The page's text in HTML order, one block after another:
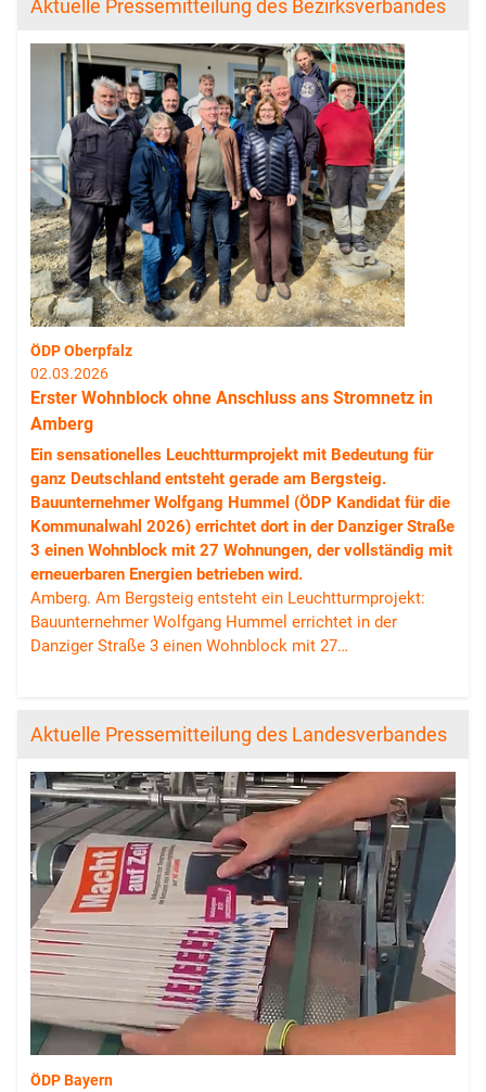
Aktuelle Pressemitteilung des Bezirksverbandes
ÖDP Oberpfalz
02.03.2026
Erster Wohnblock ohne Anschluss ans Stromnetz in
Amberg
Ein sensationelles Leuchtturmprojekt mit Bedeutung für
ganz Deutschland entsteht gerade am Bergsteig.
Bauunternehmer Wolfgang Hummel (ÖDP Kandidat für die
Kommunalwahl 2026) errichtet dort in der Danziger Straße
3 einen Wohnblock mit 27 Wohnungen, der vollständig mit
erneuerbaren Energien betrieben wird.
Amberg. Am Bergsteig entsteht ein Leuchtturmprojekt:
Bauunternehmer Wolfgang Hummel errichtet in der
Danziger Straße 3 einen Wohnblock mit 27…
Aktuelle Pressemitteilung des Landesverbandes
ÖDP Bayern